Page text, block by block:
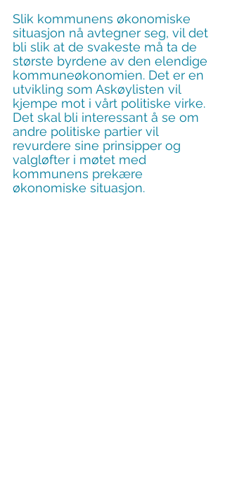
Slik kommunens økonomiske
situasjon nå avtegner seg, vil det
bli slik at de svakeste må ta de
største byrdene av den elendige
kommuneøkonomien. Det er en
utvikling som Askøylisten vil
kjempe mot i vårt politiske virke.
Det skal bli interessant å se om
andre politiske partier vil
revurdere sine prinsipper og
valgløfter i møtet med
kommunens prekære
økonomiske situasjon.